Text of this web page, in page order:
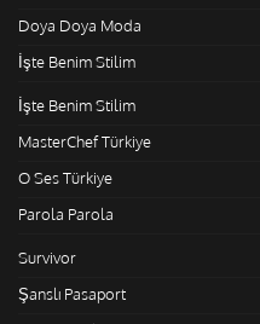
Doya Doya Moda
İşte Benim Stilim
İşte Benim Stilim
MasterChef Türkiye
O Ses Türkiye
Parola Parola
Survivor
Şanslı Pasaport